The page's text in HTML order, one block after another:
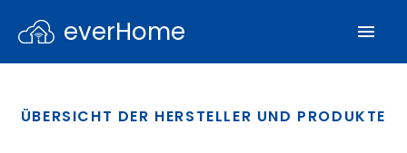
everHome
ÜBERSICHT DER HERSTELLER UND PRODUKTE